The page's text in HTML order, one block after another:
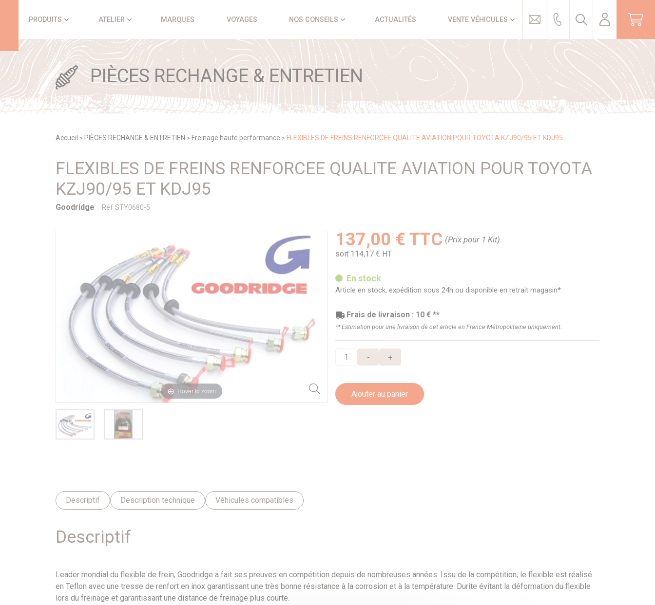
PRODUITS ATELIER MARQUES VOYAGES NOS CONSEILS ACTUALITÉS VENTE VÉHICULES
PIÈCES RECHANGE & ENTRETIEN
Accueil > PIÈCES RECHANGE & ENTRETIEN > Freinage haute performance > FLEXIBLES DE FREINS RENFORCEE QUALITE AVIATION POUR TOYOTA KZJ90/95 ET KDJ95
FLEXIBLES DE FREINS RENFORCEE QUALITE AVIATION POUR TOYOTA
KZJ90/95 ET KDJ95
Goodridge Réf STY0680-5
Hover to zoom
137,00 € TTC (Prix pour 1 Kit)
soit 114,17 € HT
En stock
Article en stock, expédition sous 24h ou disponible en retrait magasin*
Frais de livraison : 10 € **
** Estimation pour une livraison de cet article en France Métropolitaine uniquement.
- +
Ajouter au panier
Descriptif Description technique Véhicules compatibles
Descriptif
Leader mondial du flexible de frein, Goodridge a fait ses preuves en compétition depuis de nombreuses années. Issu de la compétition, le flexible est réalisé
en Teflon avec une tresse de renfort en inox garantissant une très bonne résistance à la corrosion et à la température. Durite évitant la déformation du flexible
lors du freinage et garantissant une distance de freinage plus courte.